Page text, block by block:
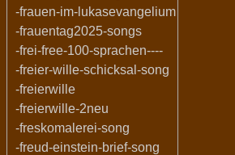
-frauen-im-lukasevangelium
-frauentag2025-songs
-frei-free-100-sprachen----
-freier-wille-schicksal-song
-freierwille
-freierwille-2neu
-freskomalerei-song
-freud-einstein-brief-song